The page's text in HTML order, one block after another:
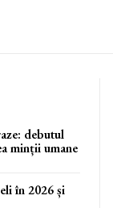
debutul
minții umane
în 2026 și